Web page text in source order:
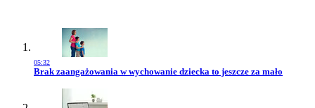
05:32
Przejdź do artykułu:
Brak zaangażowania w wychowanie dziecka to jeszcze za mało